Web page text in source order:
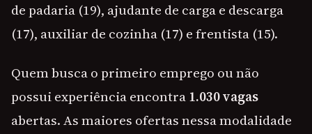
de padaria (19), ajudante de carga e descarga
(17), auxiliar de cozinha (17) e frentista (15).
Quem busca o primeiro emprego ou não
possui experiência encontra1.030 vagas
abertas. As maiores ofertas nessa modalidade